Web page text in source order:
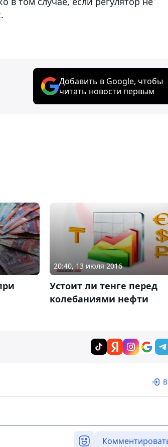
Добавить в Google, чтобы
читать новости первым
20:40, 13 июля 2016
Устоит ли тенге перед
колебаниями нефти